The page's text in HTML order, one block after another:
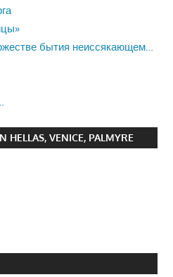
бытия неиссякающем…
HELLAS, VENICE, PALMYRE